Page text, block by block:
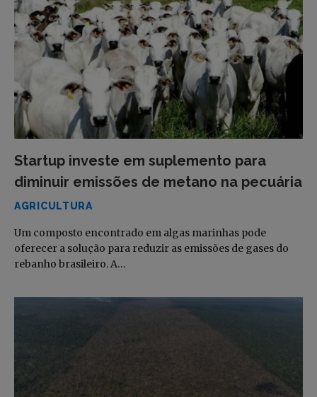
Startup investe em suplemento para
diminuir emissões de metano na pecuária
AGRICULTURA
Um composto encontrado em algas marinhas pode
oferecer a solução para reduzir as emissões de gases do
rebanho brasileiro. A…